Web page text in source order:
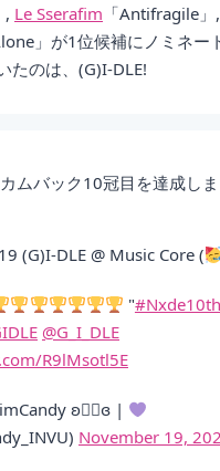
, Le Sserafim 「Antifragile」,
」が1位候補にノミネー
たのは、(G)I-DLE!
ムバック10冠目を達成しま
(G)I-DLE @ Music Core (
"
@G_I_DLE
R9lMsotl5E
ʚ♡⃛ɞ |
November 19,